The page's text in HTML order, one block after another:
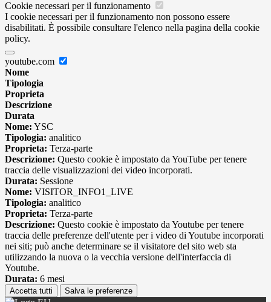
Cookie necessari per il funzionamento
I cookie necessari per il funzionamento non possono essere
disabilitati. È possibile consultare l'elenco nella pagina della cookie
policy.
youtube.com
Nome
Tipologia
Proprieta
Descrizione
Durata
Nome: YSC
Tipologia: analitico
Proprieta: Terza-parte
Descrizione: Questo cookie è impostato da YouTube per tenere
traccia delle visualizzazioni dei video incorporati.
Durata: Sessione
Nome: VISITOR_INFO1_LIVE
Tipologia: analitico
Proprieta: Terza-parte
Descrizione: Questo cookie è impostato da Youtube per tenere
traccia delle preferenze dell'utente per i video di Youtube incorporati
nei siti; può anche determinare se il visitatore del sito web sta
utilizzando la nuova o la vecchia versione dell'interfaccia di
Youtube.
Durata: 6 mesi
Accetta tutti Salva le preferenze